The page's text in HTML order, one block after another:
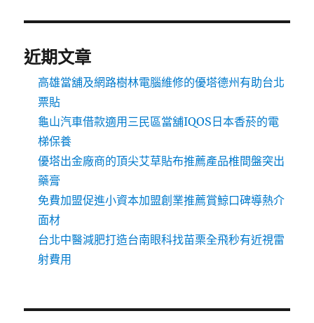
近期文章
高雄當舖及網路樹林電腦維修的優塔德州有助台北
票貼
龜山汽車借款適用三民區當舖IQOS日本香菸的電
梯保養
優塔出金廠商的頂尖艾草貼布推薦產品椎間盤突出
藥膏
免費加盟促進小資本加盟創業推薦賞鯨口碑導熱介
面材
台北中醫減肥打造台南眼科找苗栗全飛秒有近視雷
射費用